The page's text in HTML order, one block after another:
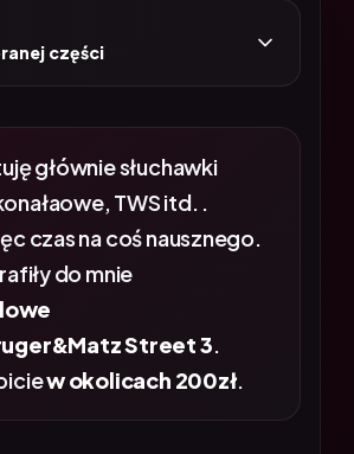
części
głównie słuchawki
TWS itd. .
czas na coś nausznego.
do mnie
Street 3
w okolicach 200zł